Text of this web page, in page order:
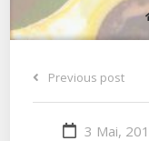
Previous post
3 Mai,